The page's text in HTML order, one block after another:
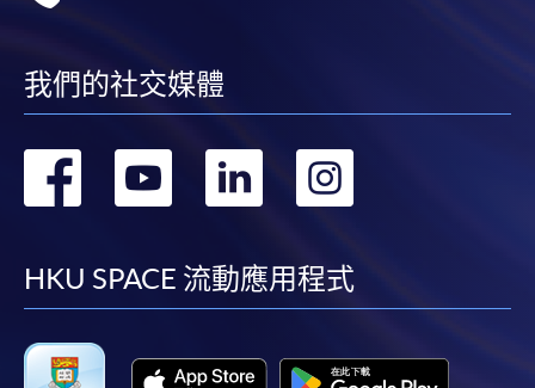
我們的社交媒體
轉
facebook
轉
youtube
轉
linkedin
轉
HKU SPACE 流動應用程式